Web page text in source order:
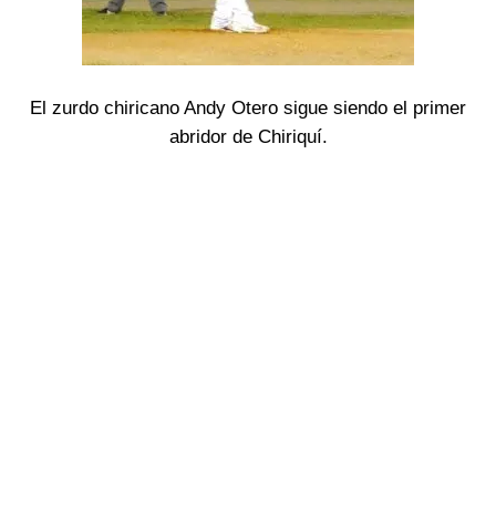
El zurdo chiricano Andy Otero sigue siendo el primer
abridor de Chiriquí.